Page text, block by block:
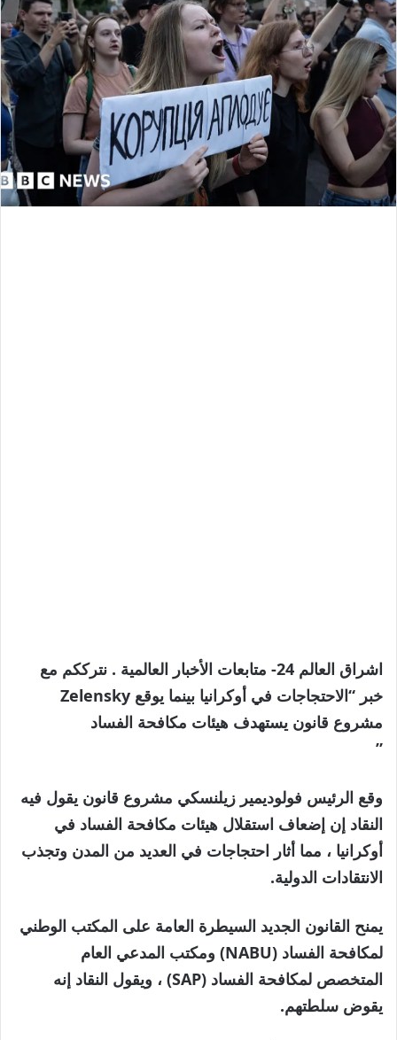
اشراق العالم 24- متابعات الأخبار العالمية . نترككم مع
خبر “الاحتجاجات في أوكرانيا بينما يوقع Zelensky
مشروع قانون يستهدف هيئات مكافحة الفساد
”
وقع الرئيس فولوديمير زيلنسكي مشروع قانون يقول فيه
النقاد إن إضعاف استقلال هيئات مكافحة الفساد في
أوكرانيا ، مما أثار احتجاجات في العديد من المدن وتجذب
الانتقادات الدولية.
يمنح القانون الجديد السيطرة العامة على المكتب الوطني
لمكافحة الفساد (NABU) ومكتب المدعي العام
المتخصص لمكافحة الفساد (SAP) ، ويقول النقاد إنه
يقوض سلطتهم.